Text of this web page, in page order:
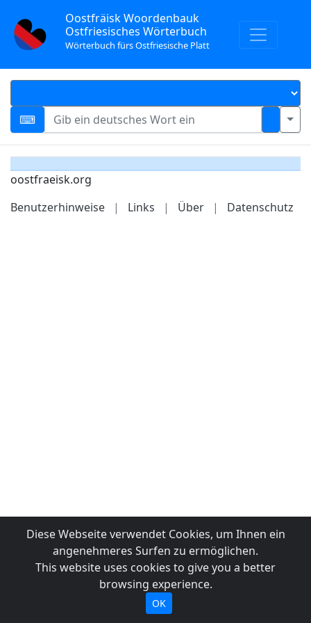
Oostfräisk Woordenbauk
Ostfriesisches Wörterbuch
Wörterbuch fürs Ostfriesische Platt
oostfraeisk.org
Benutzerhinweise
| Links | Über | Datenschutz
Diese Webseite verwendet Cookies, um Ihnen ein
angenehmeres Surfen zu ermöglichen.
This website uses cookies to give you a better
browsing experience.
OK